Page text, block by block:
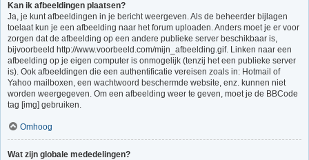
Kan ik afbeeldingen plaatsen?
Ja, je kunt afbeeldingen in je bericht weergeven. Als de beheerder bijlagen
toelaat kun je een afbeelding naar het forum uploaden. Anders moet je er voor
zorgen dat de afbeelding op een andere publieke server beschikbaar is,
bijvoorbeeld http://www.voorbeeld.com/mijn_afbeelding.gif. Linken naar een
afbeelding op je eigen computer is onmogelijk (tenzij het een publieke server
is). Ook afbeeldingen die een authentificatie vereisen zoals in: Hotmail of
Yahoo mailboxen, een wachtwoord beschermde website, enz. kunnen niet
worden weergegeven. Om een afbeelding weer te geven, moet je de BBCode
tag [img] gebruiken.
Omhoog
Wat zijn globale mededelingen?